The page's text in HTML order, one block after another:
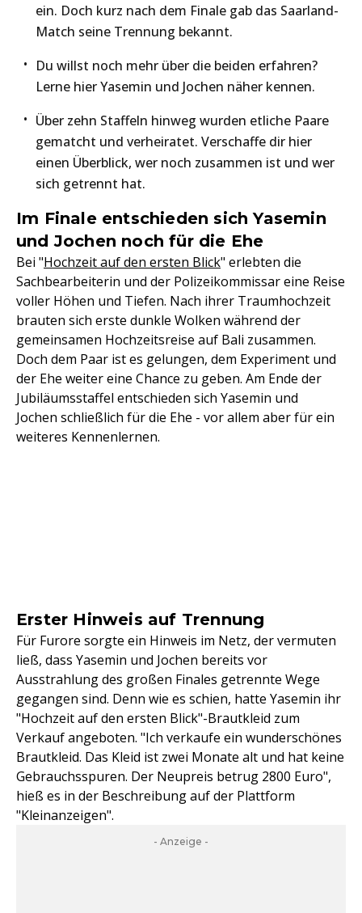
ein. Doch kurz nach dem Finale gab das Saarland-
Match seine Trennung bekannt.
Du willst noch mehr über die beiden erfahren?
Lerne hier Yasemin und Jochen näher kennen.
Über zehn Staffeln hinweg wurden etliche Paare
gematcht und verheiratet. Verschaffe dir hier
einen Überblick, wer noch zusammen ist und wer
sich getrennt hat.
Im Finale entschieden sich Yasemin
und Jochen noch für die Ehe
Bei "Hochzeit auf den ersten Blick" erlebten die
Sachbearbeiterin und der Polizeikommissar eine Reise
voller Höhen und Tiefen. Nach ihrer Traumhochzeit
brauten sich erste dunkle Wolken während der
gemeinsamen Hochzeitsreise auf Bali zusammen.
Doch dem Paar ist es gelungen, dem Experiment und
der Ehe weiter eine Chance zu geben. Am Ende der
Jubiläumsstaffel entschieden sich Yasemin und
Jochen schließlich für die Ehe - vor allem aber für ein
weiteres Kennenlernen.
Erster Hinweis auf Trennung
Für Furore sorgte ein Hinweis im Netz, der vermuten
ließ, dass Yasemin und Jochen bereits vor
Ausstrahlung des großen Finales getrennte Wege
gegangen sind. Denn wie es schien, hatte Yasemin ihr
"Hochzeit auf den ersten Blick"-Brautkleid zum
Verkauf angeboten. "Ich verkaufe ein wunderschönes
Brautkleid. Das Kleid ist zwei Monate alt und hat keine
Gebrauchsspuren. Der Neupreis betrug 2800 Euro",
hieß es in der Beschreibung auf der Plattform
"Kleinanzeigen".
- Anzeige -